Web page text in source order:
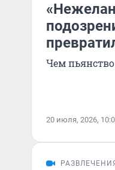
Чем пьянство
20 июля, 2026,